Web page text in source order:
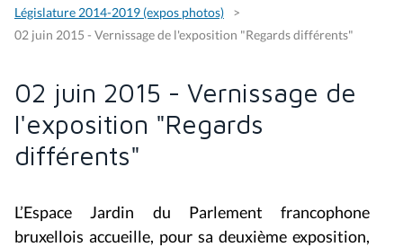
Législature 2014-2019 (expos photos)
02 juin 2015 - Vernissage de l'exposition "Regards différents"
02 juin 2015 - Vernissage de
l'exposition "Regards
différents"
L’Espace Jardin du Parlement francophone
bruxellois accueille, pour sa deuxième exposition,